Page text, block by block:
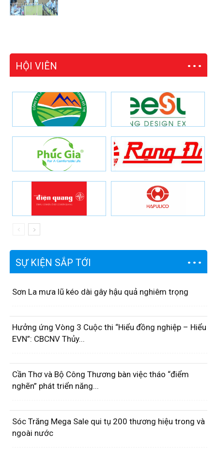
HỘI VIÊN
SỰ KIỆN SẮP TỚI
Sơn La mưa lũ kéo dài gây hậu quả nghiêm trọng
Hưởng ứng Vòng 3 Cuộc thi “Hiểu đồng nghiệp – Hiểu
EVN”: CBCNV Thủy...
Cần Thơ và Bộ Công Thương bàn việc tháo “điểm
nghẽn” phát triển năng...
Sóc Trăng Mega Sale qui tụ 200 thương hiệu trong và
ngoài nước